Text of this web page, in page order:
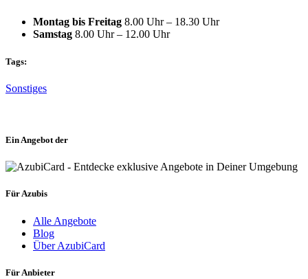
Montag bis Freitag 8.00 Uhr – 18.30 Uhr
Samstag 8.00 Uhr – 12.00 Uhr
Tags:
Sonstiges
Ein Angebot der
Für Azubis
Alle Angebote
Blog
Über AzubiCard
Für Anbieter